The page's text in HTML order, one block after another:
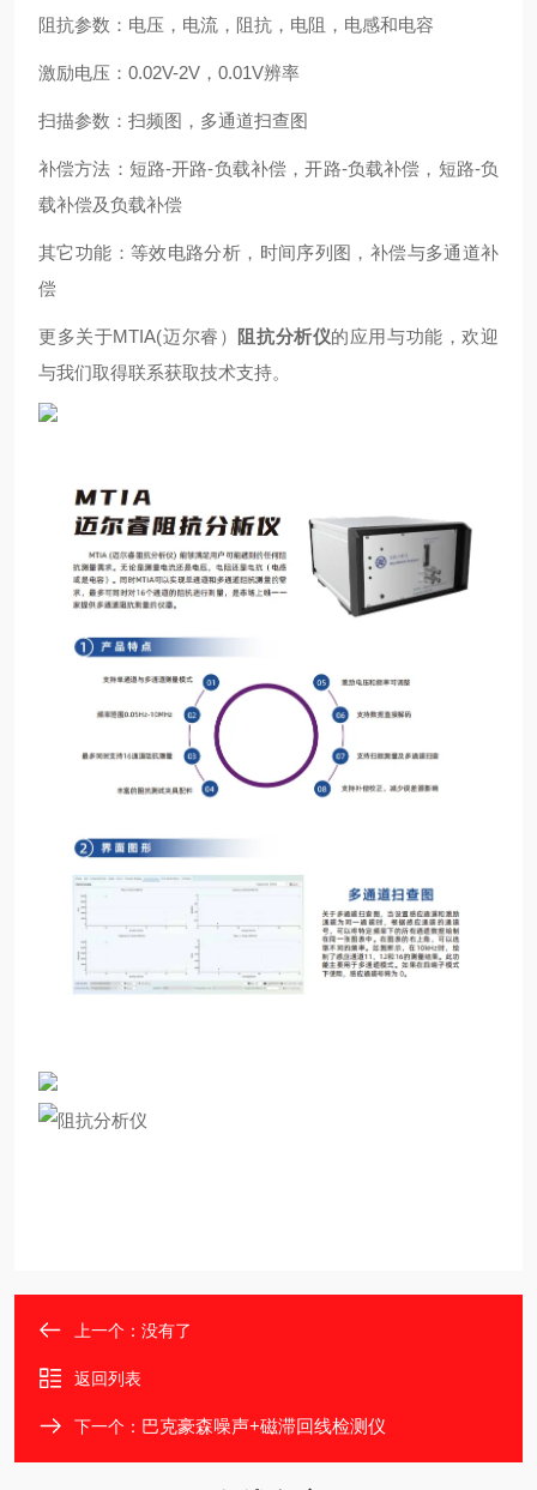
阻抗参数：电压，电流，阻抗，电阻，电感和电容
激励电压：0.02V-2V，0.01V辨率
扫描参数：扫频图，多通道扫查图
补偿方法：短路-开路-负载补偿，开路-负载补偿，短路-负
载补偿及负载补偿
其它功能：等效电路分析，时间序列图，补偿与多通道补
偿
更多关于MTIA(迈尔睿） 阻抗分析仪的应用与功能，欢迎
与我们取得联系获取技术支持。
上一个：没有了
返回列表
下一个： 巴克豪森噪声+磁滞回线检测仪